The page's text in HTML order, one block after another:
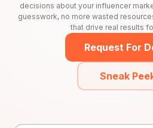
decisions about your influencer
guesswork, no more wasted
that drive real results
Request For
Sneak